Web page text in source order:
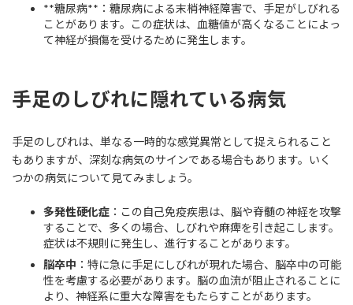
**糖尿病**：糖尿病による末梢神経障害で、手足がしびれる
ことがあります。この症状は、血糖値が高くなることによっ
て神経が損傷を受けるために発生します。
手足のしびれに隠れている病気
手足のしびれは、単なる一時的な感覚異常として捉えられること
もありますが、深刻な病気のサインである場合もあります。いく
つかの病気について見てみましょう。
多発性硬化症 ：この自己免疫疾患は、脳や脊髄の神経を攻撃
することで、多くの場合、しびれや麻痺を引き起こします。
症状は不規則に発生し、進行することがあります。
脳卒中 ：特に急に手足にしびれが現れた場合、脳卒中の可能
性を考慮する必要があります。脳の血流が阻止されることに
より、神経系に重大な障害をもたらすことがあります。